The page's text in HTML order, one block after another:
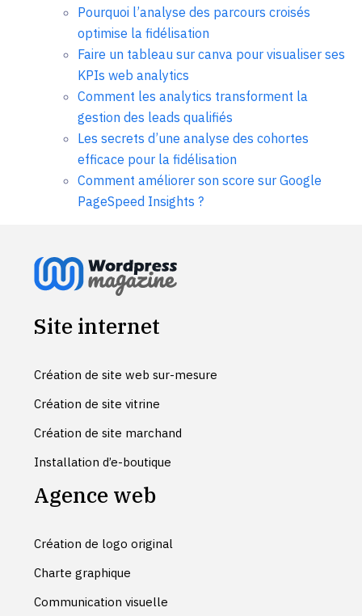
Pourquoi l’analyse des parcours croisés
optimise la fidélisation
Faire un tableau sur canva pour visualiser ses
KPIs web analytics
Comment les analytics transforment la
gestion des leads qualifiés
Les secrets d’une analyse des cohortes
efficace pour la fidélisation
Comment améliorer son score sur Google
PageSpeed Insights ?
Site internet
Création de site web sur-mesure
Création de site vitrine
Création de site marchand
Installation d’e-boutique
Agence web
Création de logo original
Charte graphique
Communication visuelle